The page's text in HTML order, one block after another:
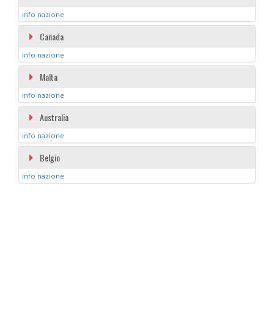
info nazione
Canada
info nazione
Malta
info nazione
Australia
info nazione
Belgio
info nazione